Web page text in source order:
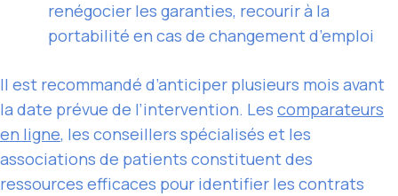
renégocier les garanties, recourir à la
portabilité en cas de changement d’emploi
Il est recommandé d’anticiper plusieurs mois avant
la date prévue de l’intervention. Les comparateurs
en ligne, les conseillers spécialisés et les
associations de patients constituent des
ressources efficaces pour identifier les contrats